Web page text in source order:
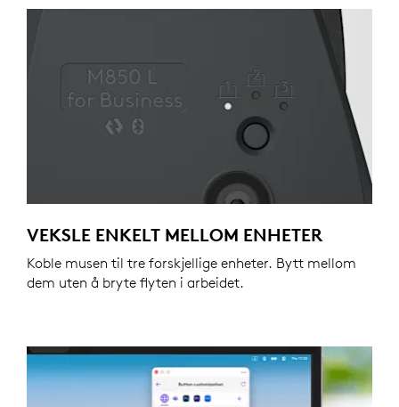
VEKSLE ENKELT MELLOM ENHETER
Koble musen til tre forskjellige enheter. Bytt mellom
dem uten å bryte flyten i arbeidet.